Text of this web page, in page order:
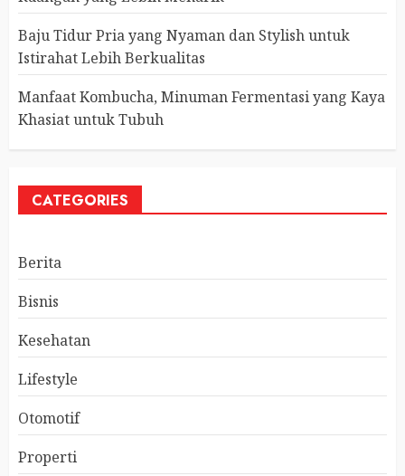
Baju Tidur Pria yang Nyaman dan Stylish untuk
Istirahat Lebih Berkualitas
Manfaat Kombucha, Minuman Fermentasi yang Kaya
Khasiat untuk Tubuh
CATEGORIES
Berita
Bisnis
Kesehatan
Lifestyle
Otomotif
Properti